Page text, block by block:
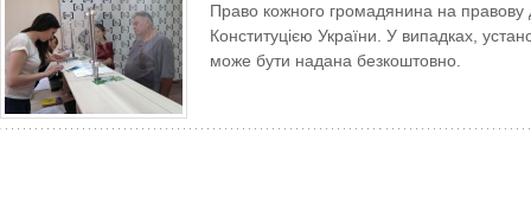
Право кожного громадянина на правову
Конституцією України. У випадках,
може бути надана безкоштовно.